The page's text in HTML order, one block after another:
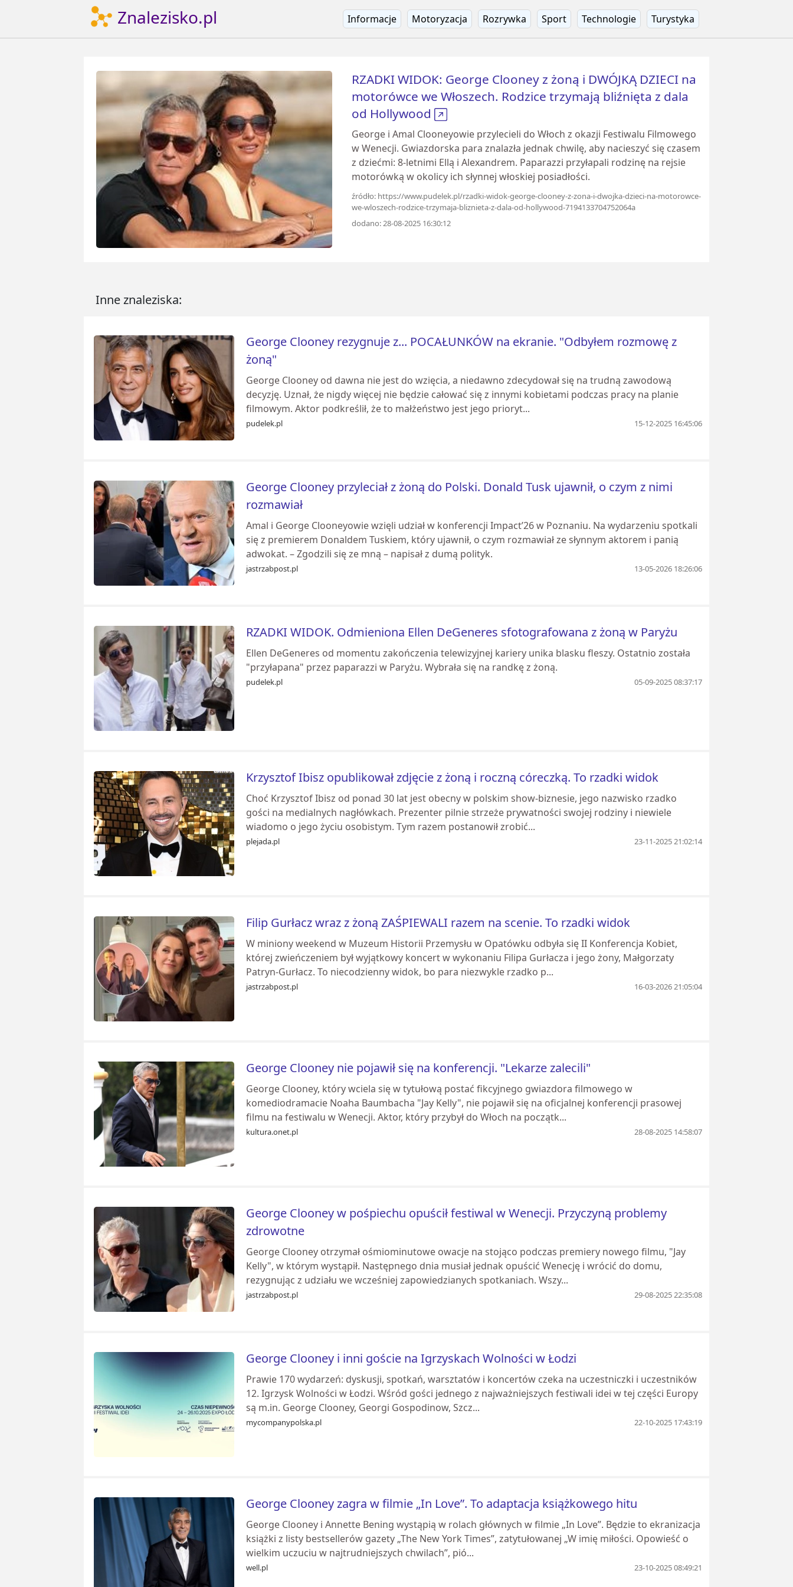
Znalezisko.pl Informacje Motoryzacja Rozrywka Sport Technologie Turystyka
RZADKI WIDOK: George Clooney z żoną i DWÓJKĄ DZIECI na
motorówce we Włoszech. Rodzice trzymają bliźnięta z dala
od Hollywood
George i Amal Clooneyowie przylecieli do Włoch z okazji Festiwalu Filmowego
w Wenecji. Gwiazdorska para znalazła jednak chwilę, aby nacieszyć się czasem
z dziećmi: 8-letnimi Ellą i Alexandrem. Paparazzi przyłapali rodzinę na rejsie
motorówką w okolicy ich słynnej włoskiej posiadłości.
źródło: https://www.pudelek.pl/rzadki-widok-george-clooney-z-zona-i-dwojka-dzieci-na-motorowce-
we-wloszech-rodzice-trzymaja-bliznieta-z-dala-od-hollywood-7194133704752064a
dodano: 28-08-2025 16:30:12
Inne znaleziska:
George Clooney rezygnuje z... POCAŁUNKÓW na ekranie. "Odbyłem rozmowę z
żoną"
George Clooney od dawna nie jest do wzięcia, a niedawno zdecydował się na trudną zawodową
decyzję. Uznał, że nigdy więcej nie będzie całować się z innymi kobietami podczas pracy na planie
filmowym. Aktor podkreślił, że to małżeństwo jest jego prioryt...
pudelek.pl 15-12-2025 16:45:06
George Clooney przyleciał z żoną do Polski. Donald Tusk ujawnił, o czym z nimi
rozmawiał
Amal i George Clooneyowie wzięli udział w konferencji Impact’26 w Poznaniu. Na wydarzeniu spotkali
się z premierem Donaldem Tuskiem, który ujawnił, o czym rozmawiał ze słynnym aktorem i panią
adwokat. – Zgodzili się ze mną – napisał z dumą polityk.
jastrzabpost.pl 13-05-2026 18:26:06
RZADKI WIDOK. Odmieniona Ellen DeGeneres sfotografowana z żoną w Paryżu
Ellen DeGeneres od momentu zakończenia telewizyjnej kariery unika blasku fleszy. Ostatnio została
"przyłapana" przez paparazzi w Paryżu. Wybrała się na randkę z żoną.
pudelek.pl 05-09-2025 08:37:17
Krzysztof Ibisz opublikował zdjęcie z żoną i roczną córeczką. To rzadki widok
Choć Krzysztof Ibisz od ponad 30 lat jest obecny w polskim show-biznesie, jego nazwisko rzadko
gości na medialnych nagłówkach. Prezenter pilnie strzeże prywatności swojej rodziny i niewiele
wiadomo o jego życiu osobistym. Tym razem postanowił zrobić...
plejada.pl 23-11-2025 21:02:14
Filip Gurłacz wraz z żoną ZAŚPIEWALI razem na scenie. To rzadki widok
W miniony weekend w Muzeum Historii Przemysłu w Opatówku odbyła się II Konferencja Kobiet,
której zwieńczeniem był wyjątkowy koncert w wykonaniu Filipa Gurłacza i jego żony, Małgorzaty
Patryn‑Gurłacz. To niecodzienny widok, bo para niezwykle rzadko p...
jastrzabpost.pl 16-03-2026 21:05:04
George Clooney nie pojawił się na konferencji. "Lekarze zalecili"
George Clooney, który wciela się w tytułową postać fikcyjnego gwiazdora filmowego w
komediodramacie Noaha Baumbacha "Jay Kelly", nie pojawił się na oficjalnej konferencji prasowej
filmu na festiwalu w Wenecji. Aktor, który przybył do Włoch na początk...
kultura.onet.pl 28-08-2025 14:58:07
George Clooney w pośpiechu opuścił festiwal w Wenecji. Przyczyną problemy
zdrowotne
George Clooney otrzymał ośmiominutowe owacje na stojąco podczas premiery nowego filmu, "Jay
Kelly", w którym wystąpił. Następnego dnia musiał jednak opuścić Wenecję i wrócić do domu,
rezygnując z udziału we wcześniej zapowiedzianych spotkaniach. Wszy...
jastrzabpost.pl 29-08-2025 22:35:08
George Clooney i inni goście na Igrzyskach Wolności w Łodzi
Prawie 170 wydarzeń: dyskusji, spotkań, warsztatów i koncertów czeka na uczestniczki i uczestników
12. Igrzysk Wolności w Łodzi. Wśród gości jednego z najważniejszych festiwali idei w tej części Europy
są m.in. George Clooney, Georgi Gospodinow, Szcz...
mycompanypolska.pl 22-10-2025 17:43:19
George Clooney zagra w filmie „In Love”. To adaptacja książkowego hitu
George Clooney i Annette Bening wystąpią w rolach głównych w filmie „In Love”. Będzie to ekranizacja
książki z listy bestsellerów gazety „The New York Times”, zatytułowanej „W imię miłości. Opowieść o
wielkim uczuciu w najtrudniejszych chwilach”, pió...
well.pl 23-10-2025 08:49:21